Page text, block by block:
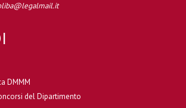
DMMM
del Dipartimento